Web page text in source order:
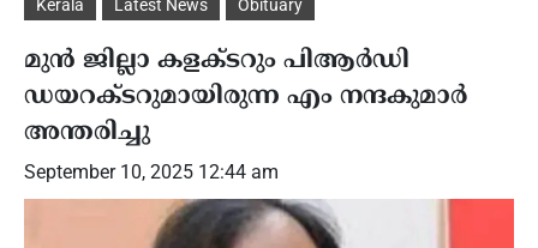
Kerala Latest News Obituary
മുൻ ജില്ലാ കളക്ടറും പിആർഡി
ഡയറക്ടറുമായിരുന്ന എം നന്ദകുമാർ
അന്തരിച്ചു
September 10, 2025 12:44 am